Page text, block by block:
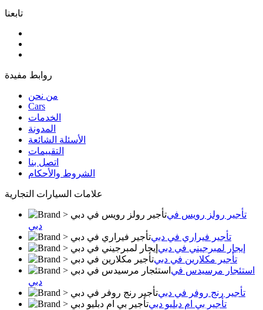
تابعنا
روابط مفيدة
من نحن
Cars
الخدمات
المدونة
الأسئلة الشائعة
التقييمات
اتصل بنا
الشروط والأحكام
علامات السيارات التجارية
تأجير رولز رويس في
دبي
تأجير فيراري في دبي
إيجار لمبرجيني في دبي
تأجير مكلارين في دبي
استئجار مرسيدس في
دبي
تأجير رنج روفر في دبي
تأجير بي ام دبليو دبي